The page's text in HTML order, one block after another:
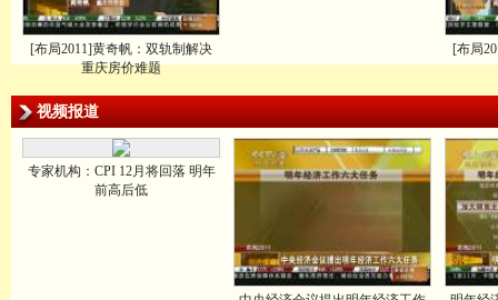
[布局2011]黄奇帆：双轨制解决
重庆房价难题
[布局
视频报道
专家机构：CPI 12月将回落 明年
前高后低